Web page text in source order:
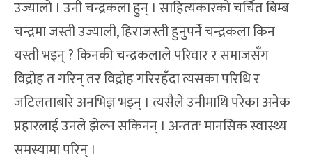
उज्यालो । उनी चन्द्रकला हुन् । साहित्यकारको चर्चित बिम्ब
चन्द्रमा जस्ती उज्याली, हिराजस्ती हुनुपर्ने चन्द्रकला किन
यस्ती भइन् ? किनकी चन्द्रकलाले परिवार र समाजसँग
विद्रोह त गरिन् तर विद्रोह गरिरहँदा त्यसका परिधि र
जटिलताबारे अनभिज्ञ भइन् । त्यसैले उनीमाथि परेका अनेक
प्रहारलाई उनले झेल्न सकिनन् । अन्ततः मानसिक स्वास्थ्य
समस्यामा परिन् ।